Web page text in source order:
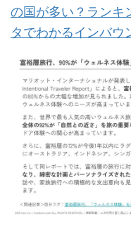
の国が多い？ランキ
タでわかるインバウ